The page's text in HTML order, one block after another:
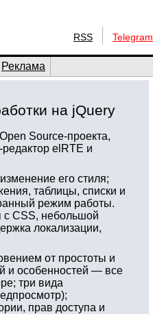
RSS Telegram
Реклама
на jQuery
Source-проекта,
elRTE и
его стиля;
таблицы, списки и
режим работы.
с CSS, небольшой
локализации,
от простоты и
и особенностей — все
три вида
прав доступа и